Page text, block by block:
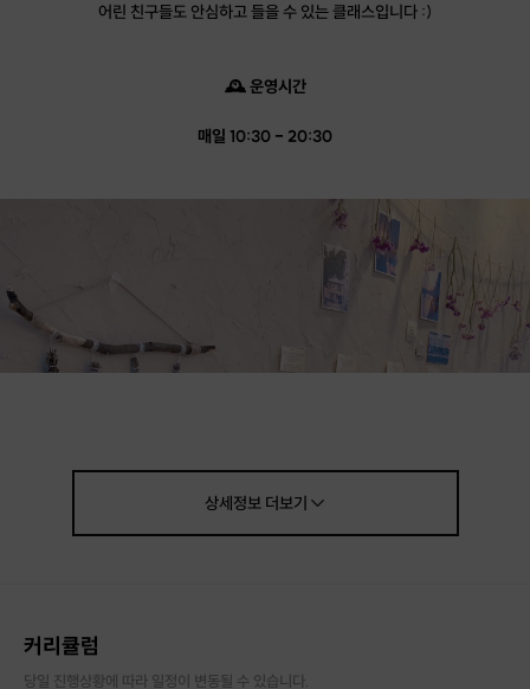
어린 친구들도 안심하고 들을 수 있는 클래스입니다 :)
🕰 운영시간
매일 10:30 - 20:30
상세정보더보기
커리큘럼
당일 진행상황에 따라 일정이 변동될 수 있습니다.